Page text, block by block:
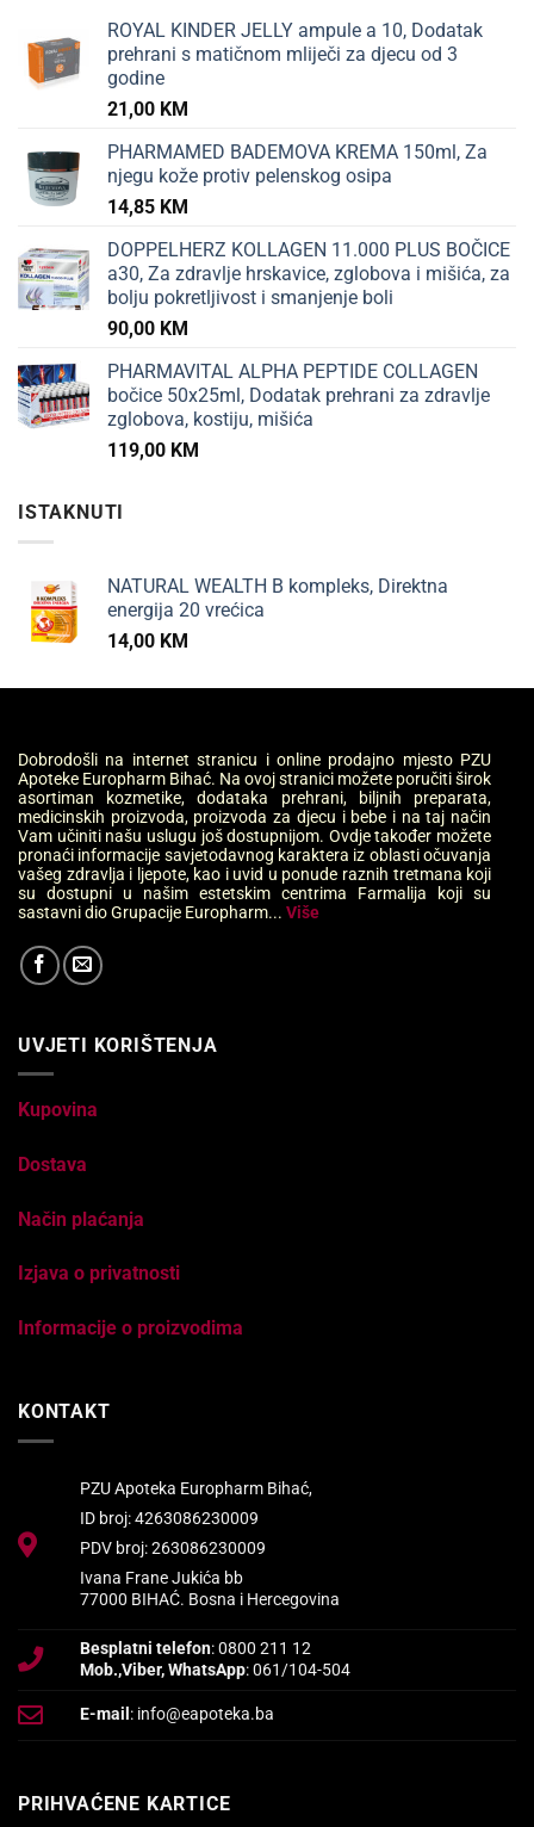
ROYAL KINDER JELLY ampule a 10, Dodatak
prehrani s matičnom mliječi za djecu od 3
godine
21,00 KM
PHARMAMED BADEMOVA KREMA 150ml, Za
njegu kože protiv pelenskog osipa
14,85 KM
DOPPELHERZ KOLLAGEN 11.000 PLUS BOČICE
a30, Za zdravlje hrskavice, zglobova i mišića, za
bolju pokretljivost i smanjenje boli
90,00 KM
PHARMAVITAL ALPHA PEPTIDE COLLAGEN
bočice 50x25ml, Dodatak prehrani za zdravlje
zglobova, kostiju, mišića
119,00 KM
ISTAKNUTI
NATURAL WEALTH B kompleks, Direktna
energija 20 vrećica
14,00 KM
Dobrodošli na internet stranicu i online prodajno mjesto PZU
Apoteke Europharm Bihać. Na ovoj stranici možete poručiti širok
asortiman kozmetike, dodataka prehrani, biljnih preparata,
medicinskih proizvoda, proizvoda za djecu i bebe i na taj način
Vam učiniti našu uslugu još dostupnijom. Ovdje također možete
pronaći informacije savjetodavnog karaktera iz oblasti očuvanja
vašeg zdravlja i ljepote, kao i uvid u ponude raznih tretmana koji
su dostupni u našim estetskim centrima Farmalija koji su
sastavni dio Grupacije Europharm... Više
UVJETI KORIŠTENJA
Kupovina
Dostava
Način plaćanja
Izjava o privatnosti
Informacije o proizvodima
KONTAKT
PZU Apoteka Europharm Bihać,
ID broj: 4263086230009
PDV broj: 263086230009
Ivana Frane Jukića bb
77000 BIHAĆ. Bosna i Hercegovina
Besplatni telefon: 0800 211 12
Mob.,Viber, WhatsApp: 061/104-504
E-mail : info@eapoteka.ba
PRIHVAĆENE KARTICE